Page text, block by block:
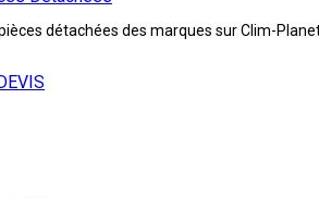
détachées des marques sur Clim-